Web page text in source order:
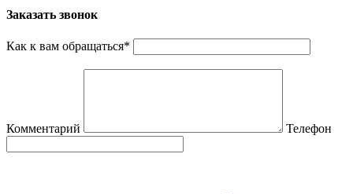
Заказать звонок
Как к вам обращаться*
Комментарий Телефон